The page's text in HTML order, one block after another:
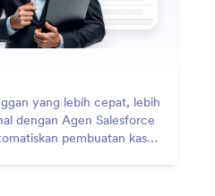
yang lebih cepat, lebih
dengan Agen Salesforce
pembuatan kasus,